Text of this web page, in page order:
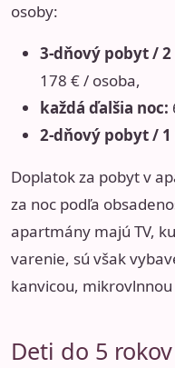
osoby:
3-dňový pobyt / 2
178 € / osoba,
každá ďalšia noc:
2-dňový pobyt / 1
Doplatok za pobyt v
za noc podľa
apartmány majú TV,
varenie, sú však
kanvicou,
Deti do 5